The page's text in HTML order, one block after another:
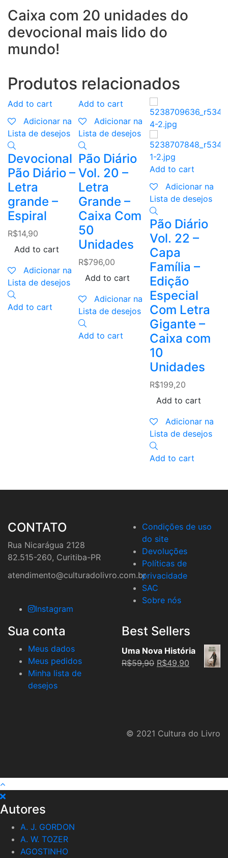
Caixa com 20 unidades do
devocional mais lido do
mundo!
Produtos relacionados
Add to cart
Adicionar na
Lista de desejos
Devocional
Pão Diário –
Letra
grande –
Espiral
R$14,90
Add to cart
Adicionar na
Lista de desejos
Add to cart
Add to cart
Adicionar na
Lista de desejos
Pão Diário
Vol. 20 –
Letra
Grande –
Caixa Com
50
Unidades
R$796,00
Add to cart
Adicionar na
Lista de desejos
Add to cart
Add to cart
Adicionar na
Lista de desejos
Pão Diário
Vol. 22 –
Capa
Família –
Edição
Especial
Com Letra
Gigante –
Caixa com
10
Unidades
R$199,20
Add to cart
Adicionar na
Lista de desejos
Add to cart
CONTATO
Rua Nicarágua 2128
82.515-260, Curitiba-PR
atendimento@culturadolivro.com.br
Instagram
Condições de uso
do site
Devoluções
Políticas de
privacidade
SAC
Sobre nós
Sua conta
Meus dados
Meus pedidos
Minha lista de
desejos
Best Sellers
Uma Nova História
R$59,90 Original
R$49,90 Current
© 2021 Cultura do Livro
Autores
A. J. GORDON
A. W. TOZER
AGOSTINHO